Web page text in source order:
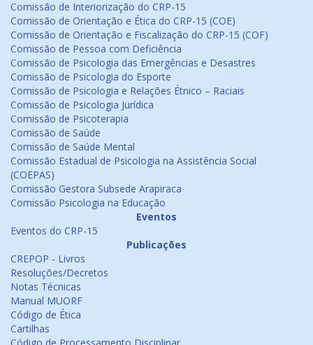
Comissão de Interiorização do CRP-15
Comissão de Orientação e Ética do CRP-15 (COE)
Comissão de Orientação e Fiscalização do CRP-15 (COF)
Comissão de Pessoa com Deficiência
Comissão de Psicologia das Emergências e Desastres
Comissão de Psicologia do Esporte
Comissão de Psicologia e Relações Étnico – Raciais
Comissão de Psicologia Jurídica
Comissão de Psicoterapia
Comissão de Saúde
Comissão de Saúde Mental
Comissão Estadual de Psicologia na Assistência Social
(COEPAS)
Comissão Gestora Subsede Arapiraca
Comissão Psicologia na Educação
Eventos
Eventos do CRP-15
Publicações
CREPOP - Livros
Resoluções/Decretos
Notas Técnicas
Manual MUORF
Código de Ética
Cartilhas